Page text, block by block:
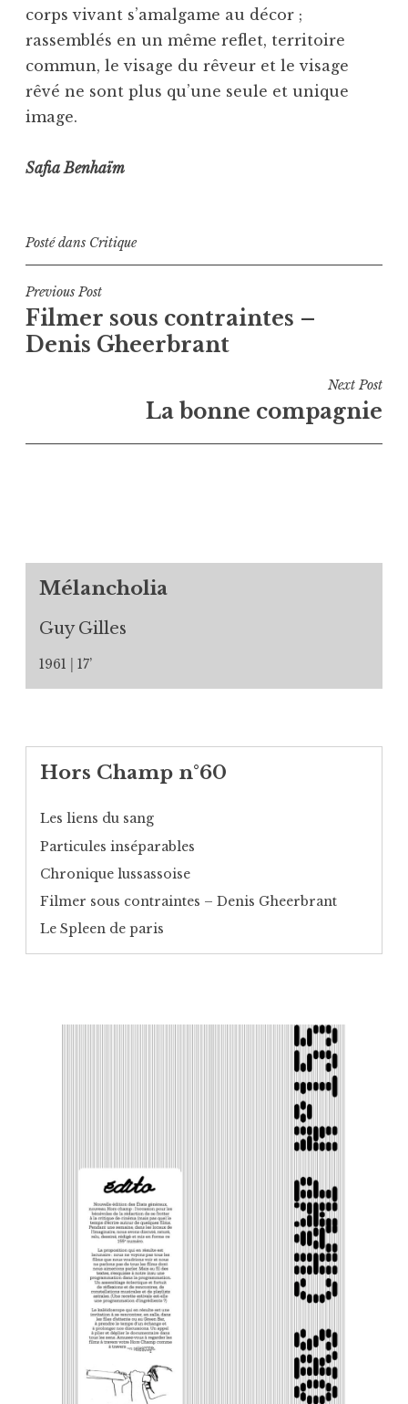
corps vivant s’amalgame au décor ;
rassemblés en un même reflet, territoire
commun, le visage du rêveur et le visage
rêvé ne sont plus qu’une seule et unique
image.
Safia Benhaïm
Posté dans Critique
Navigation
de
l’article
Previous Post
Filmer sous contraintes –
Denis Gheerbrant
Next Post
La bonne compagnie
Mélancholia
Guy Gilles
1961 17’
Hors Champ n°60
Les liens du sang
Particules inséparables
Chronique lussassoise
Filmer sous contraintes – Denis Gheerbrant
Le Spleen de paris